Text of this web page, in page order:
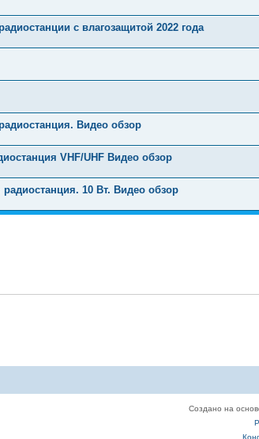
с влагозащитой 2022 года
Видео обзор
VHF/UHF Видео обзор
10 Вт. Видео обзор
Создано на